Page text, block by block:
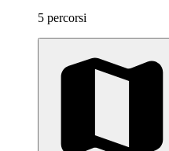
5 percorsi